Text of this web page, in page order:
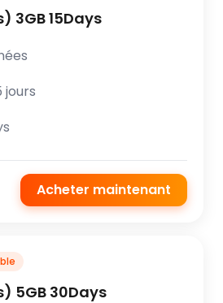
3GB 15Days
jours
Acheter maintenant
5GB 30Days